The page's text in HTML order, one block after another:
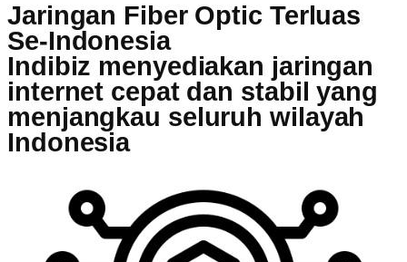
Jaringan Fiber Optic Terluas
Se-Indonesia
Indibiz menyediakan jaringan
internet cepat dan stabil yang
menjangkau seluruh wilayah
Indonesia